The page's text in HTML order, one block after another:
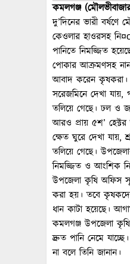
কমলগঞ্জ
দু’দিনের ভারী
কেওলার হাওরসহ
পানিতে নিমজ্জিত
পোকার আক্রমণসহ
আবাদ করেন কৃষকরা।
সরেজমিনে দেখা
তলিয়ে গেছে। ঢল ও
আরও প্রায় ৫শ’
ক্ষেত ঘুরে দেখা যায়,
তলিয়ে গেছে।
নিমজ্জিত ও আংশিক
উপজেলা কৃষি অফিস
করা হয়। তবে
ধান কাটা হয়েছে।
কমলগঞ্জ উপজেলা কৃষি
দ্রুত পানি নেমে
না বলে তিনি জানান।